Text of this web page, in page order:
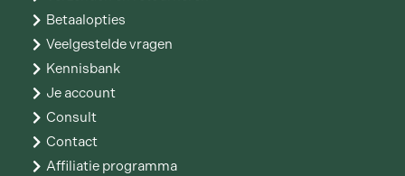
Betaalopties
Veelgestelde vragen
Kennisbank
Je account
Consult
Contact
Affiliatie programma